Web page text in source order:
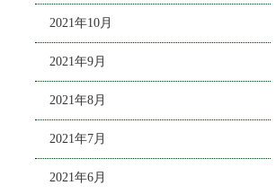
2021年10月
2021年9月
2021年8月
2021年7月
2021年6月